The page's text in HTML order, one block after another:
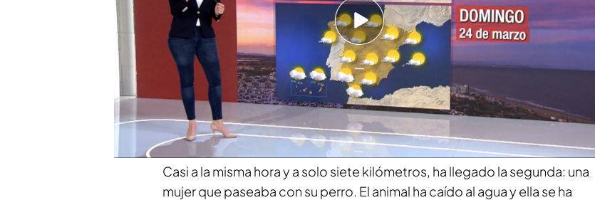
que respetara las señales. El mar es bonito pero te mata", señala Celestino
Novo Naves, alcalde de Muros de Nalón.
PUEDE INTERESARTE
El 'avión de las novias': el proyecto donde 700 mujeres españolas se marcharon
a Australia
Casi a la misma hora y a solo siete kilómetros, ha llegado la segunda: una
mujer que paseaba con su perro. El animal ha caído al agua y ella se ha